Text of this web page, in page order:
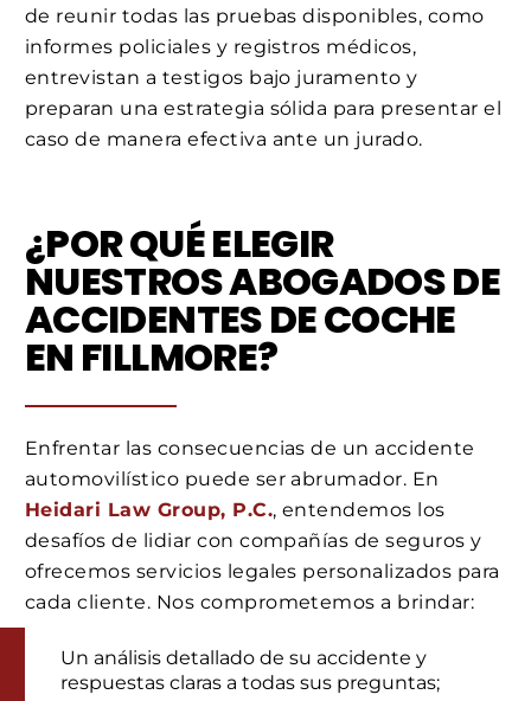
de reunir todas las pruebas disponibles, como
informes policiales y registros médicos,
entrevistan a testigos bajo juramento y
preparan una estrategia sólida para presentar el
caso de manera efectiva ante un jurado.
¿POR QUÉ ELEGIR
NUESTROS ABOGADOS DE
ACCIDENTES DE COCHE
EN FILLMORE?
Enfrentar las consecuencias de un accidente
automovilístico puede ser abrumador. En
Heidari Law Group, P.C., entendemos los
desafíos de lidiar con compañías de seguros y
ofrecemos servicios legales personalizados para
cada cliente. Nos comprometemos a brindar:
Un análisis detallado de su accidente y
respuestas claras a todas sus preguntas;